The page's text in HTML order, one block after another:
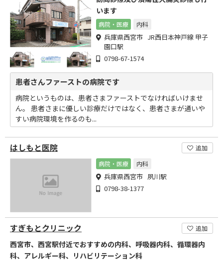
います
病院・医療 内科
兵庫県西宮市 JR西日本神戸線 甲子
園口駅
0798-67-1574
患者さんファーストの病院です
病院というものは、患者さまファーストでなければいけませ
ん。 患者さまに優しい診療だけではなく、患者さまが通いや
すい病院環境を作るのも...
はしもと医院
追加
病院・医療
内科
兵庫県西宮市 夙川駅
0798-38-1377
すぎもとクリニック 追加
西宮市、西宮駅付近でおすすめの内科、呼吸器内科、循環器内
科、アレルギー科、リハビリテーション科